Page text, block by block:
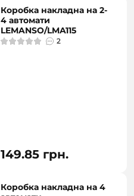
Коробка накладна на 2-
4 автомати
LEMANSO/LMA115
2
149.85 грн.
Коробка накладна на 4